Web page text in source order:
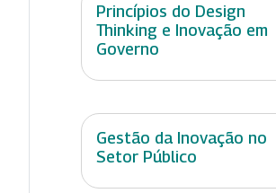
Princípios do Design
Thinking e Inovação em
Governo
Gestão da Inovação no
Setor Público